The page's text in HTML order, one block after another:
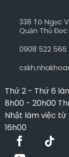
338 Tô Ngọc
Quận Thủ Đức
0908 522 566
Thứ 2 - Thứ 6
8h00 - 20h00
Nhật làm việc từ
16h00